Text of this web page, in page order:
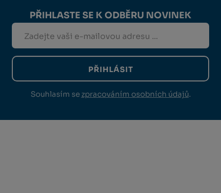
PŘIHLASTE SE K ODBĚRU NOVINEK
PŘIHLÁSIT
Souhlasím se zpracováním osobních údajů.